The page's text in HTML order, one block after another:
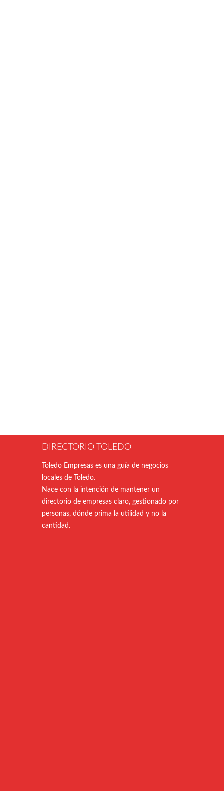
DIRECTORIO TOLEDO
Toledo Empresas es una guía de negocios
locales de Toledo.
Nace con la intención de mantener un
directorio de empresas claro, gestionado por
personas, dónde prima la utilidad y no la
cantidad.